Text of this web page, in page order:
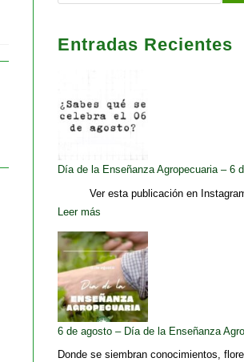
Entradas Recientes
Día de la Enseñanza Agropecuaria – 6
Ver esta publicación en
Leer más
6 de agosto – Día de la Enseñanza
Donde se siembran conocimientos,